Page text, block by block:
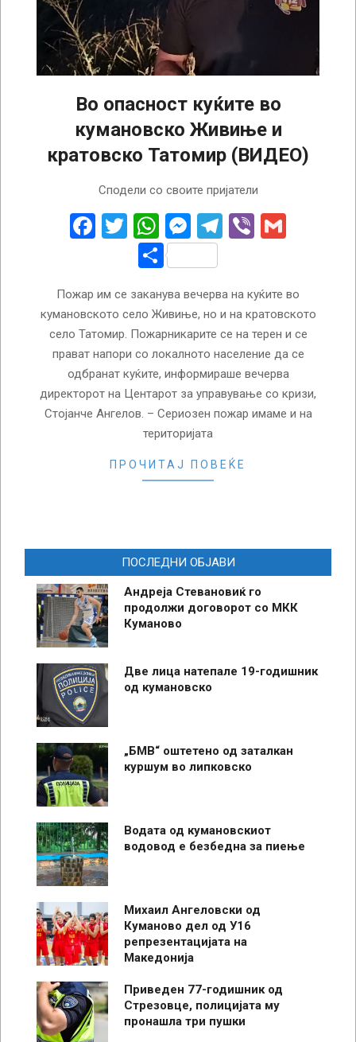
Во опасност куќите во
кумановско Живиње и
кратовско Татомир (ВИДЕО)
Сподели со своите пријатели
Facebook
Twitter
WhatsApp
Messenger
Telegram
Viber
Share
Пожар им се заканува вечерва на куќите во
кумановското село Живиње, но и на кратовското
село Татомир. Пожарникарите се на терен и се
прават напори со локалното население да се
одбранат куќите, информираше вечерва
директорот на Центарот за управување со кризи,
Стојанче Ангелов. – Сериозен пожар имаме и на
територијата
ПРОЧИТАЈ ПОВЕЌЕ
ПОСЛЕДНИ ОБЈАВИ
Андреја Стевановиќ го
продолжи договорот со МКК
Куманово
Две лица натепале 19-годишник
од кумановско
„БМВ“ оштетено од заталкан
куршум во липковско
Водата од кумановскиот
водовод е безбедна за пиење
Михаил Ангеловски од
Куманово дел од У16
репрезентацијата на
Македонија
Приведен 77-годишник од
Стрезовце, полицијата му
пронашла три пушки